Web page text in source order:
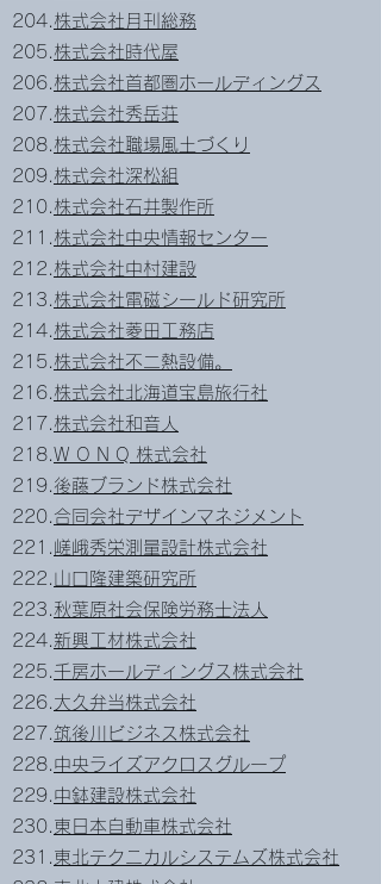
204. 株式会社月刊総務
205. 株式会社時代屋
206. 株式会社首都圏ホールディングス
207. 株式会社秀岳荘
208. 株式会社職場風土づくり
209. 株式会社深松組
210. 株式会社石井製作所
211. 株式会社中央情報センター
212. 株式会社中村建設
213. 株式会社電磁シールド研究所
214. 株式会社菱田工務店
215. 株式会社不二熱設備。
216. 株式会社北海道宝島旅行社
217. 株式会社和音人
218.W O N Q 株式会社
219. 後藤ブランド株式会社
220. 合同会社デザインマネジメント
221. 嵯峨秀栄測量設計株式会社
222. 山口隆建築研究所
223. 秋葉原社会保険労務士法人
224. 新興工材株式会社
225. 千房ホールディングス株式会社
226. 大久弁当株式会社
227. 筑後川ビジネス株式会社
228. 中央ライズアクロスグループ
229. 中鉢建設株式会社
230. 東日本自動車株式会社
231. 東北テクニカルシステムズ株式会社